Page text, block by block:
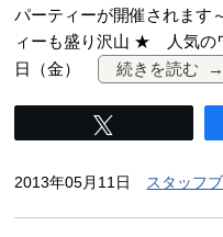
パーティーが開催されます
ィーも盛り沢山 ★ 人気の
日（金）
続きを読む
2013年05月11日 スタッフ